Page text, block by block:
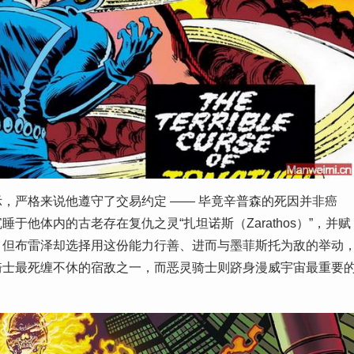
严格来说他遵守了交易约定 —— 毕竟辛普森的死因并非癌
于他体内的古老存在复仇之灵“扎坦诺斯（Zarathos）”，并赋
布雷泽却选择用这份能力行善、进而与墨菲斯托为敌的举动
最死缠不休的宿敌之一，而恶灵骑士则跻身漫威宇宙最重要